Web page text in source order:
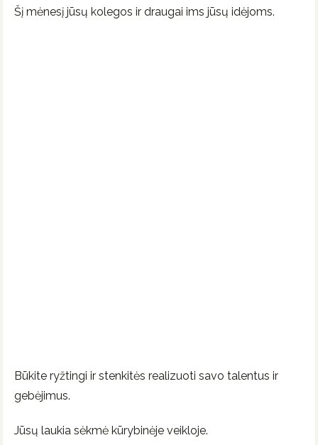
Šį mėnesį jūsų kolegos ir draugai ims jūsų idėjoms.
Būkite ryžtingi ir stenkitės realizuoti savo talentus ir
gebėjimus.
Jūsų laukia sėkmė kūrybinėje veikloje.